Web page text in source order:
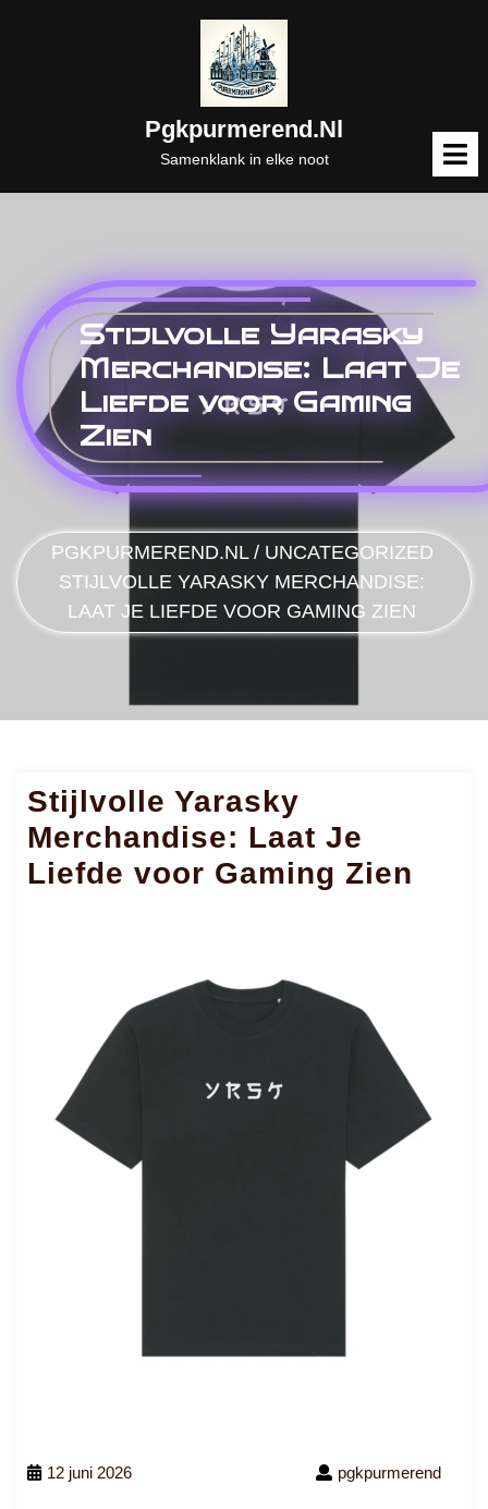
Pgkpurmerend.nl
Samenklank in elke noot
Stijlvolle Yarasky
Merchandise: Laat Je
Liefde voor Gaming
Zien
PGKPURMEREND.NL / UNCATEGORIZED
STIJLVOLLE YARASKY MERCHANDISE:
LAAT JE LIEFDE VOOR GAMING ZIEN
Stijlvolle Yarasky
Merchandise: Laat Je
Liefde voor Gaming Zien
12 juni 2026 pgkpurmerend